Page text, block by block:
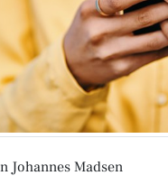
Johannes Madsen